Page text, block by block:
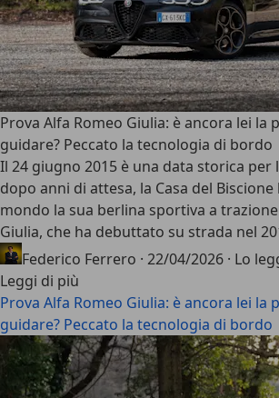
Prova Alfa Romeo Giulia: è ancora lei la
guidare? Peccato la tecnologia di bordo
Il 24 giugno 2015 è una data storica per
dopo anni di attesa, la Casa del
mondo la sua berlina sportiva a
Giulia, che ha debuttato su strada nel
Federico Ferrero · 22/04/2026 · Lo
Leggi di più
Prova Alfa Romeo Giulia: è ancora lei la
guidare? Peccato la tecnologia di bordo